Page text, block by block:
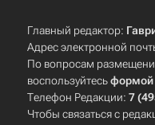
Главный редактор:
Адрес электронной
По вопросам
воспользуйтесьформой
Телефон Редакции:7
Чтобы связаться с